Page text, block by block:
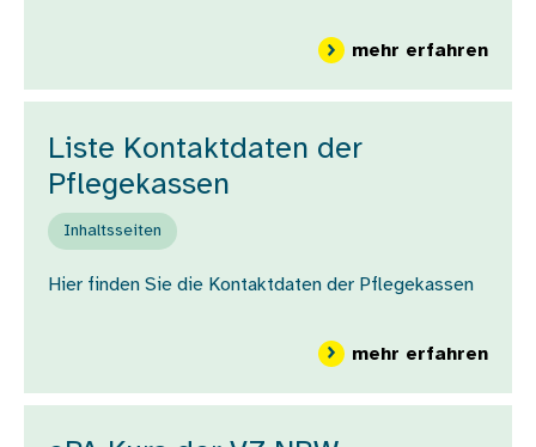
mehr erfahrenüber
Liste Kontaktdaten der
Pflegekassen
Inhaltsseiten
Hier finden Sie die Kontaktdaten der Pflegekassen
mehr erfahrenüber